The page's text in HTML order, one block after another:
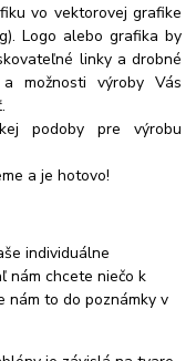
vo vektorovej grafike
Logo alebo grafika by
linky a drobné
možnosti výroby Vás
podoby pre výrobu
a je hotovo!
individuálne
nám chcete niečo k
nám to do poznámky v